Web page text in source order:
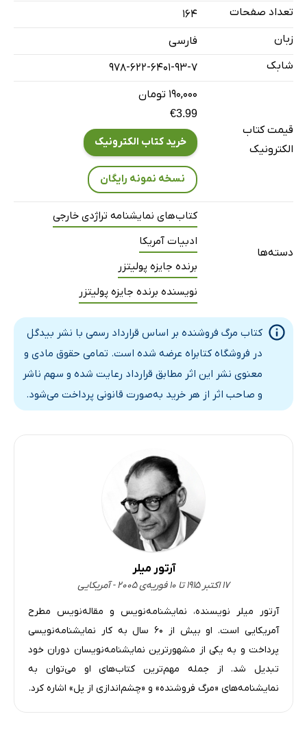
تعداد صفحات
164
زبان
فارسی
شابک
978-622-6401-93-7
قیمت کتاب
الکترونیک
۱۹۰,۰۰۰ تومان
€3.99
خرید کتاب الکترونیک
نسخه نمونه رایگان
دسته‌ها
کتاب‌های نمایشنامه تراژدی خارجی
ادبیات آمریکا
برنده جایزه پولیتزر
نویسنده برنده جایزه پولیتزر
کتاب مرگ فروشنده بر اساس قرارداد رسمی با نشر بیدگل
در فروشگاه کتابراه عرضه شده است. تمامی حقوق مادی و
معنوی نشر این اثر مطابق قرارداد رعایت شده و سهم ناشر
و صاحب اثر از هر خرید به‌صورت قانونی پرداخت می‌شود.
آرتور میلر
۱۷ اکتبر ۱۹۱۵ تا ۱۰ فوریه‌ی ۲۰۰۵ - آمریکایی
آرتور میلر نویسنده، نمایشنامه‌نویس و مقاله‌نویس مطرح
آمریکایی است. او بیش از ۶۰ سال به کار نمایشنامه‌نویسی
پرداخت و به یکی از مشهورترین نمایشنامه‌نویسان دوران خود
تبدیل شد. از جمله مهم‌ترین کتاب‌های او می‌توان به
نمایشنامه‌های «مرگ فروشنده» و «چشم‌اندازی از پل» اشاره کرد.